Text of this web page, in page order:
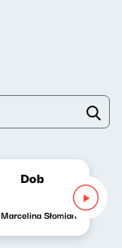
Dobrze
Marcelina Słomian